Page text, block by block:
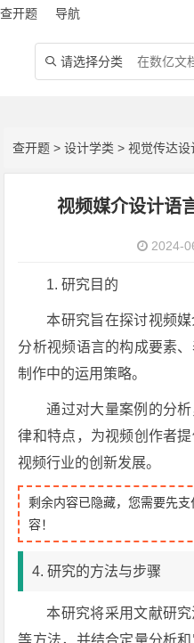
查开题 导航
 请选择分类
查开题 >设计学类 >视觉传达设
视频媒介设计语
2024-
1. 研究目的
本研究旨在探讨视频
分析视频语言的构成要素
制作中的运用策略。
通过对大量案例的分
律和特点，为视频创作者
视频行业的创新发展。
剩余内容已隐藏，您需要先
容！
4. 研究的方法与步骤
本研究将采用文献研
等方法，并结合定量分析